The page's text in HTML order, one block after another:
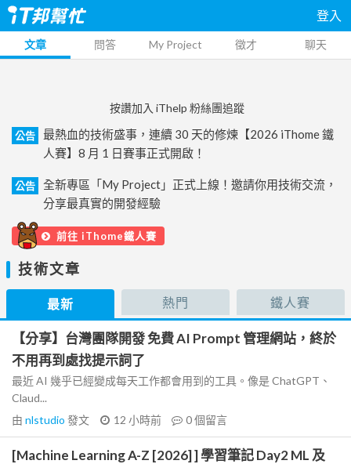
登入
文章 問答 My Project 徵才 聊天
按讚加入 iThelp 粉絲團追蹤
公告
最熱血的技術盛事，連續 30 天的修煉【2026 iThome 鐵
人賽】8 月 1 日賽事正式開啟！
公告
全新專區「My Project」正式上線！邀請你用技術交流，
分享最真實的開發經驗
前往 iThome鐵人賽
技術文章
最新 熱門 鐵人賽
【分享】台灣團隊開發 免費 AI Prompt 管理網站，終於
不用再到處找提示詞了
最近 AI 幾乎已經變成每天工作都會用到的工具。像是 ChatGPT、
Claud...
由 nlstudio 發文 12 小時前 0個留言
[Machine Learning A-Z [2026] ] 學習筆記 Day2 ML 及